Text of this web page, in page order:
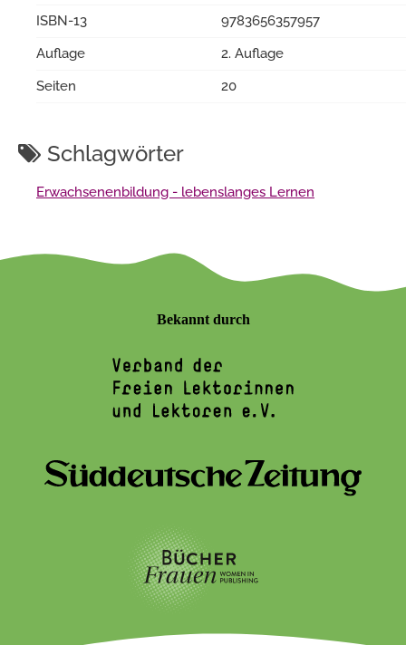
ISBN-13
9783656357957
Auflage
2. Auflage
Seiten
20
Schlagwörter
Erwachsenenbildung - lebenslanges Lernen
Bekannt durch